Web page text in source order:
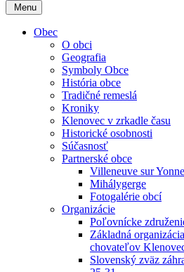
Menu
Obec
O obci
Geografia
Symboly Obce
História obce
Tradičné remeslá
Kroniky
Klenovec v zrkadle času
Historické osobnosti
Súčasnosť
Partnerské obce
Villeneuve sur Yonne
Mihálygerge
Fotogalérie obcí
Organizácie
Poľovnícke
Základná
chovateľov
Slovenský zväz